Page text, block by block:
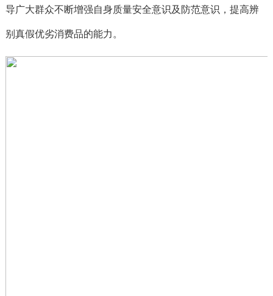
导广大群众不断增强自身质量安全意识及防范意识，提高辨
别真假优劣消费品的能力。